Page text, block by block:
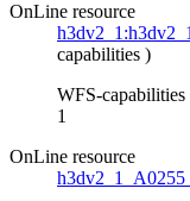
OnLine resource
capabilities )
WFS-
1
OnLine resource